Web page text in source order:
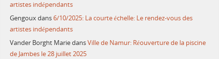
artistes indépendants
Gengouxdans6/10/2025: La courte échelle: Le rendez-vous des
artistes indépendants
Vander Borght MariedansVille de Namur: Réouverture de la piscine
de Jambes le 28 juillet 2025